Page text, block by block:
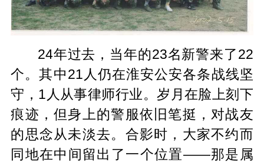
24年过去，当年的23名新警来了22
个。其中21人仍在淮安公安各条战线坚
守，1人从事律师行业。岁月在脸上刻下
痕迹，但身上的警服依旧笔挺，对战友
的思念从未淡去。合影时，大家不约而
同地在中间留出了一个位置——那是属